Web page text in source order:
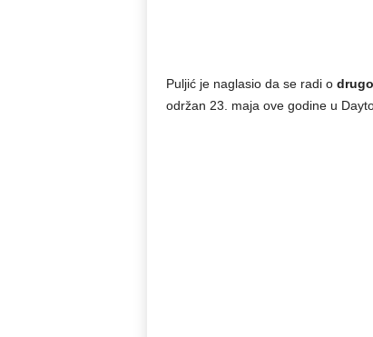
Puljić je naglasio da se radi o
održan 23. maja ove godine u